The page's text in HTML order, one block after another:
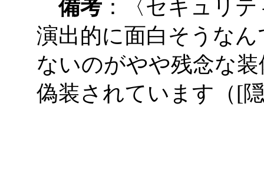
備考 ：〈セキュリ
演出的に面白そうな
ないのがやや残念な
偽装されています（[